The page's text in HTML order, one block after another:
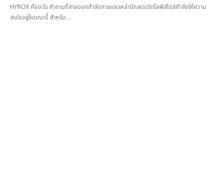
HYROX คืออะไร คำถามที่สายออกกำลังกายและเหล่านักสปอร์ตไลฟ์สไตล์กำลังให้ความ
สนใจอยู่ในขณะนี้ สำหรับ...